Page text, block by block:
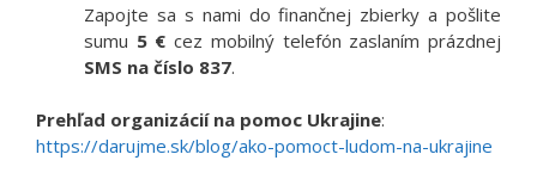
Zapojte sa s nami do finančnej zbierky a pošlite
sumu 5 € cez mobilný telefón zaslaním prázdnej
SMS na číslo 837.
Prehľad organizácií na pomoc Ukrajine:
https://darujme.sk/blog/ako-pomoct-ludom-na-ukrajine